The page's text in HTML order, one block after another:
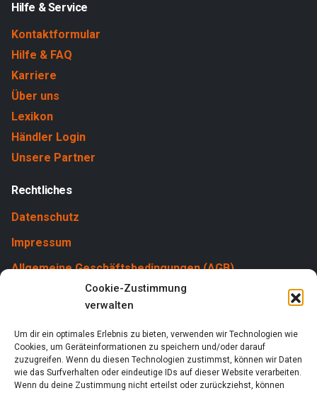
Cookie-Zustimmung
verwalten
Um dir ein optimales Erlebnis zu bieten, verwenden wir Technologien wie
Cookies, um Geräteinformationen zu speichern und/oder darauf
zuzugreifen. Wenn du diesen Technologien zustimmst, können wir Daten
wie das Surfverhalten oder eindeutige IDs auf dieser Website verarbeiten.
Wenn du deine Zustimmung nicht erteilst oder zurückziehst, können
Hilfe & Service
Kontaktformular
Hilfe & FAQ
Karriere
Über uns
Lexikon
Händler Login
Unsere Partner
Rechtliches
Datenschutz
Impressum
Allgemeine Geschäftsbedingungen (AGB)